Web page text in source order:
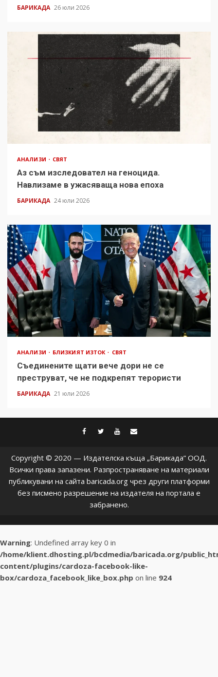
БАРИКАДА 26 юли 2026
АНАЛИЗИ СВЯТ
Аз съм изследовател на геноцида.
Навлизаме в ужасяваща нова епоха
БАРИКАДА 24 юли 2026
АНАЛИЗИ БЛИЗКИЯТ ИЗТОК СВЯТ
Съединените щати вече дори не се
преструват, че не подкрепят терористи
БАРИКАДА 21 юли 2026
facebook
twitter
youtube
Copyright © 2020 — Издателска къща „Барикада” ООД.
Всички права запазени. Разпространяване на материали
публикувани на сайта baricada.org чрез други платформи
без писмено разрешение на издателя на портала е
забранено.
Warning: Undefined array key 0 in
/home/klient.dhosting.pl/bcdmedia/baricada.org/
content/plugins/cardoza-facebook-like-
box/cardoza_facebook_like_box.php on line 924